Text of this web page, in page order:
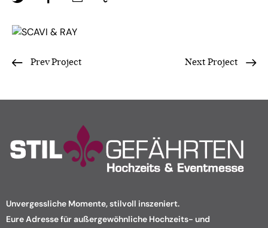
Prev Project Next Project
Unvergessliche Momente, stilvoll inszeniert.
Eure Adresse für außergewöhnliche Hochzeits- und